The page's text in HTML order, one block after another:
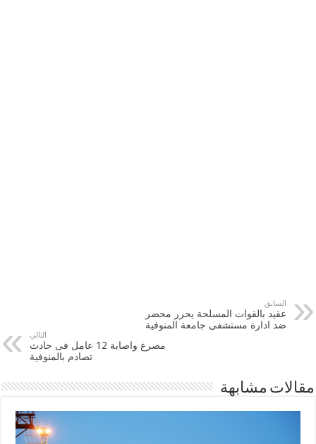
السابق
عقيد بالقوات المسلحة يحرر محضر
ضد ادارة مستشفى جامعة المنوفية
التالي
مصرع واصابة 12 عامل فى حادث
تصادم بالمنوفية
مقالات مشابهة